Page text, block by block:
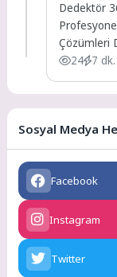
Dedektör
Çözümleri
24 7 dk.
Sosyal Medya
Facebook
Instagram
Twitter